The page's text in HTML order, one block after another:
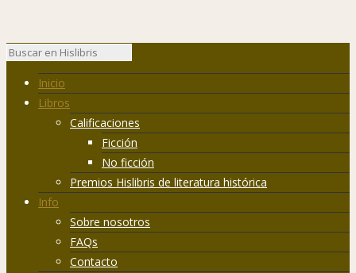
Inicio
Libros
Calificaciones
Ficción
No ficción
Premios Hislibris de literatura histórica
Info
Sobre nosotros
FAQs
Contacto